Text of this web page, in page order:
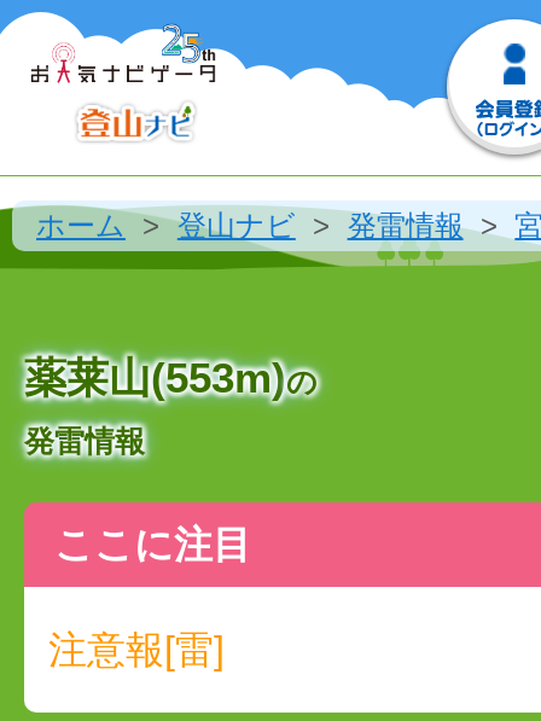
ホーム 登山ナビ 発雷情報
薬莱山(553m)の
発雷情報
ここに注目
注意報[雷]